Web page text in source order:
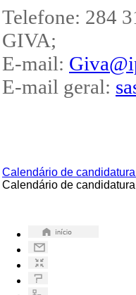
Telefone: 284
GIVA;
E-mail:
E-mail geral:
Calendário de
Calendário de